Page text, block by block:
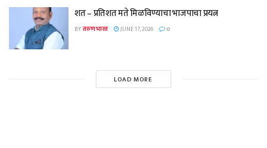
शत – प्रतिशत मते मिळविण्याचा भाजपाचा प्रयत्न
BYतरुण भारत JUNE 17, 2026 0
LOAD MORE